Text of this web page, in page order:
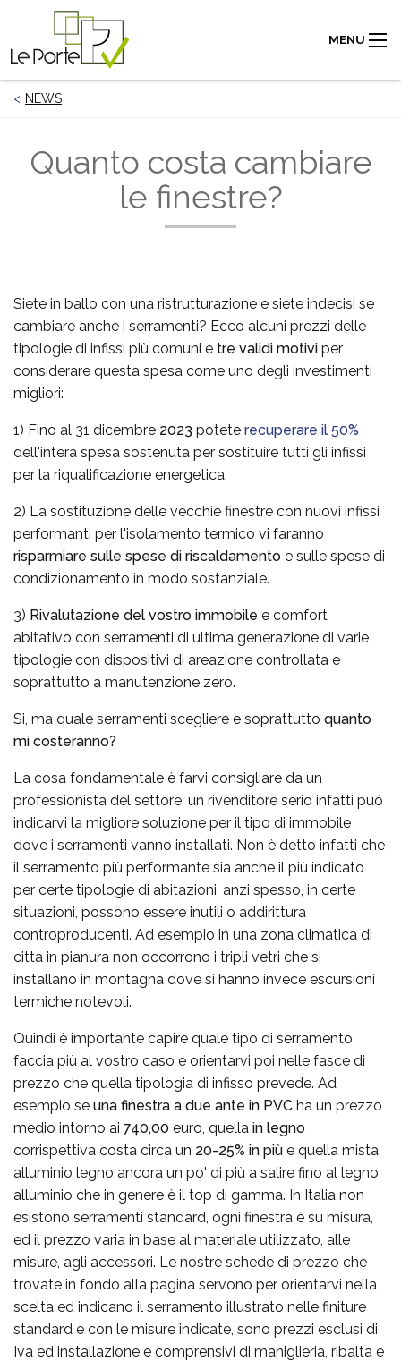
MENU
NEWS
Quanto costa cambiare
le finestre?
Siete in ballo con una ristrutturazione e siete indecisi se
cambiare anche i serramenti? Ecco alcuni prezzi delle
tipologie di infissi più comuni e tre validi motivi per
considerare questa spesa come uno degli investimenti
migliori:
1) Fino al 31 dicembre 2023 potete recuperare il 50%
dell'intera spesa sostenuta per sostituire tutti gli infissi
per la riqualificazione energetica.
2) La sostituzione delle vecchie finestre con nuovi infissi
performanti per l'isolamento termico vi faranno
risparmiare sulle spese di riscaldamento e sulle spese di
condizionamento in modo sostanziale.
3) Rivalutazione del vostro immobile e comfort
abitativo con serramenti di ultima generazione di varie
tipologie con dispositivi di areazione controllata e
soprattutto a manutenzione zero.
Si, ma quale serramenti scegliere e soprattutto quanto
mi costeranno?
La cosa fondamentale è farvi consigliare da un
professionista del settore, un rivenditore serio infatti può
indicarvi la migliore soluzione per il tipo di immobile
dove i serramenti vanno installati. Non è detto infatti che
il serramento più performante sia anche il più indicato
per certe tipologie di abitazioni, anzi spesso, in certe
situazioni, possono essere inutili o addirittura
controproducenti. Ad esempio in una zona climatica di
citta in pianura non occorrono i tripli vetri che si
installano in montagna dove si hanno invece escursioni
termiche notevoli.
Quindi è importante capire quale tipo di serramento
faccia più al vostro caso e orientarvi poi nelle fasce di
prezzo che quella tipologia di infisso prevede. Ad
esempio se una finestra a due ante in PVC ha un prezzo
medio intorno ai 740,00 euro, quella in legno
corrispettiva costa circa un 20-25% in più e quella mista
alluminio legno ancora un po' di più a salire fino al legno
alluminio che in genere è il top di gamma. In Italia non
esistono serramenti standard, ogni finestra è su misura,
ed il prezzo varia in base al materiale utilizzato, alle
misure, agli accessori. Le nostre schede di prezzo che
trovate in fondo alla pagina servono per orientarvi nella
scelta ed indicano il serramento illustrato nelle finiture
standard e con le misure indicate, sono prezzi esclusi di
Iva ed installazione e comprensivi di maniglieria, ribalta e